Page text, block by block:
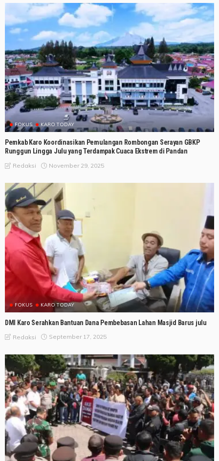
FOKUS KARO TODAY
Pemkab Karo Koordinasikan Pemulangan Rombongan Serayan GBKP
Runggun Lingga Julu yang Terdampak Cuaca Ekstrem di Pandan
Redaksi November 29, 2025
FOKUS KARO TODAY
DMI Karo Serahkan Bantuan Dana Pembebasan Lahan Masjid Barus julu
Redaksi September 17, 2025